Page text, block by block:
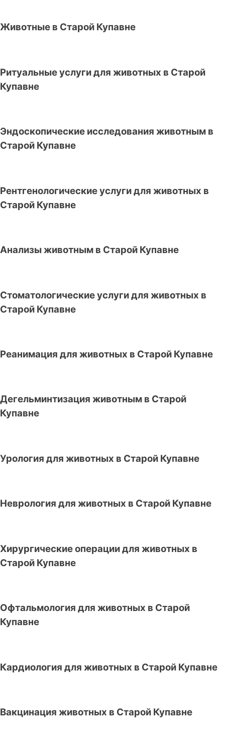
Животные в Старой Купавне
Ритуальные услуги для животных в Старой
Купавне
Эндоскопические исследования животным в
Старой Купавне
Рентгенологические услуги для животных в
Старой Купавне
Анализы животным в Старой Купавне
Стоматологические услуги для животных в
Старой Купавне
Реанимация для животных в Старой Купавне
Дегельминтизация животным в Старой
Купавне
Урология для животных в Старой Купавне
Неврология для животных в Старой Купавне
Хирургические операции для животных в
Старой Купавне
Офтальмология для животных в Старой
Купавне
Кардиология для животных в Старой Купавне
Вакцинация животных в Старой Купавне